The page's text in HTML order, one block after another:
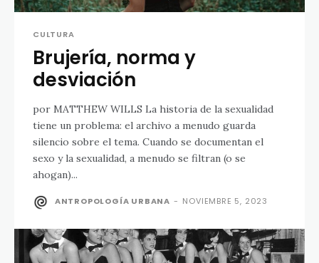
CULTURA
Brujería, norma y
desviación
por MATTHEW WILLS La historia de la sexualidad
tiene un problema: el archivo a menudo guarda
silencio sobre el tema. Cuando se documentan el
sexo y la sexualidad, a menudo se filtran (o se
ahogan)...
ANTROPOLOGÍA URBANA - NOVIEMBRE 5, 2023